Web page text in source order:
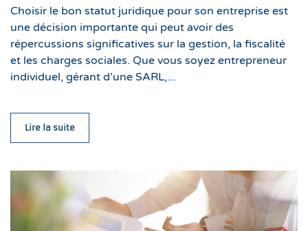
Choisir le bon statut juridique pour son entreprise est
une décision importante qui peut avoir des
répercussions significatives sur la gestion, la fiscalité
et les charges sociales. Que vous soyez entrepreneur
individuel, gérant d’une SARL,...
Lire la suite